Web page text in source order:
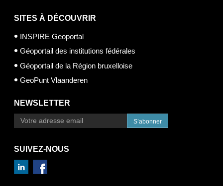
SITES À DÉCOUVRIR
INSPIRE Geoportal
Géoportail des institutions fédérales
Géoportail de la Région bruxelloise
GeoPunt Vlaanderen
NEWSLETTER
S’abonner
SUIVEZ-NOUS